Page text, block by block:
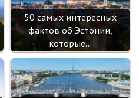
50 самых интересных
фактов об Эстонии,
которые…